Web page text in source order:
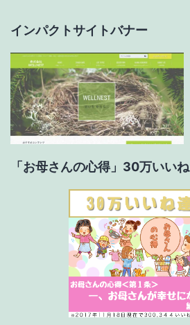
ン
インパクトサイトバナー
「お母さんの心得」30万いいね